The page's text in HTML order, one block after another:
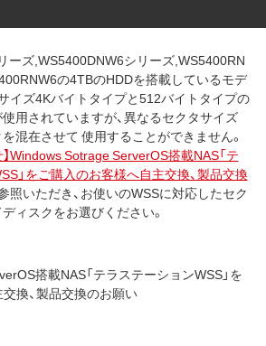
ーズ,WS5400DNW6シリーズ,WS5400RN
の4TBのHDDを搭載しているモデ
イズ4Kバイトタイプと512バイトタイプの
用されていますが、異なるセクタサイズ
混在させて 使用することができません。
Windows Sotrage ServerOS搭載NAS「テ
」をご購入のお客様へ自主交換、製品交換
照いただき、お使いのWSSに対応したセク
ィスクをお選びください。
搭載NAS「テラステーションWSS」を
換、製品交換のお願い